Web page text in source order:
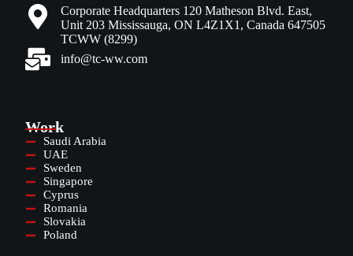
Corporate Headquarters 120 Matheson Blvd. East,
Unit 203 Mississauga, ON L4Z1X1, Canada 647505
TCWW (8299)
info@tc-ww.com
Work
Saudi Arabia
UAE
Sweden
Singapore
Cyprus
Romania
Slovakia
Poland